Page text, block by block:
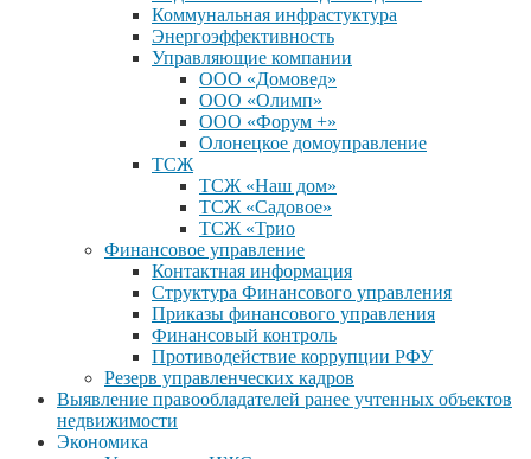
Коммунальная инфрастуктура
Энергоэффективность
Управляющие компании
ООО «Домовед»
ООО «Олимп»
ООО «Форум +»
Олонецкое домоуправление
ТСЖ
ТСЖ «Наш дом»
ТСЖ «Садовое»
ТСЖ «Трио
Финансовое управление
Контактная информация
Структура Финансового управления
Приказы финансового управления
Финансовый контроль
Противодействие коррупции РФУ
Резерв управленческих кадров
Выявление правообладателей ранее учтенных объектов
недвижимости
Экономика